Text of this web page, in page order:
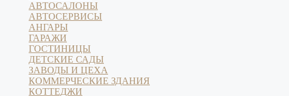
АВТОСАЛОНЫ
АВТОСЕРВИСЫ
АНГАРЫ
ГАРАЖИ
ГОСТИНИЦЫ
ДЕТСКИЕ САДЫ
ЗАВОДЫ И ЦЕХА
КОММЕРЧЕСКИЕ ЗДАНИЯ
КОТТЕДЖИ